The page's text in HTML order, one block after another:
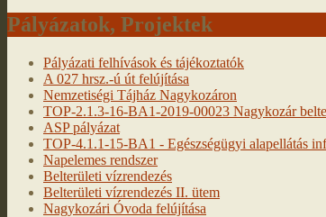
Pályázatok, Projektek
Pályázati felhívások és tájékoztatók
A 027 hrsz.-ú út felújítása
Nemzetiségi Tájház Nagykozáron
TOP-2.1.3-16-BA1-2019-00023 Nagykozár
ASP pályázat
TOP-4.1.1-15-BA1 - Egészségügyi alapellátás
Napelemes rendszer
Belterületi vízrendezés
Belterületi vízrendezés II. ütem
Nagykozári Óvoda felújítása